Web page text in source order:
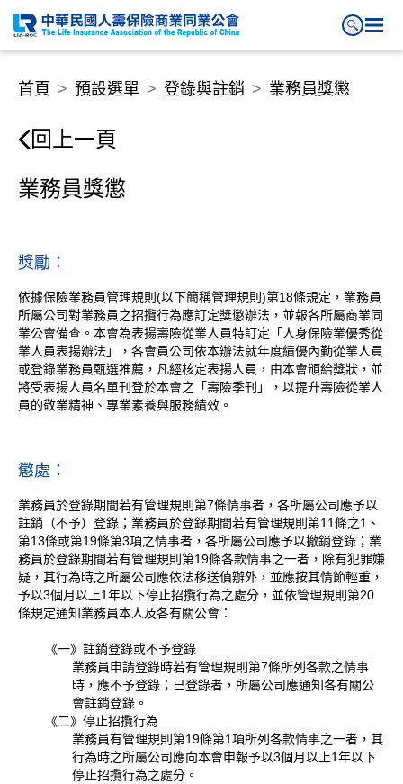
業務員獎懲
首頁 預設選單 登錄與註銷 業務員獎懲
回上一頁
業務員獎懲
獎勵：
依據保險業務員管理規則(以下簡稱管理規則)第18條規定，業務員
所屬公司對業務員之招攬行為應訂定獎懲辦法，並報各所屬商業同
業公會備查。本會為表揚壽險從業人員特訂定「人身保險業優秀從
業人員表揚辦法」，各會員公司依本辦法就年度績優內勤從業人員
或登錄業務員甄選推薦，凡經核定表揚人員，由本會頒給獎狀，並
將受表揚人員名單刊登於本會之「壽險季刊」，以提升壽險從業人
員的敬業精神、專業素養與服務績效。
懲處：
業務員於登錄期間若有管理規則第7條情事者，各所屬公司應予以
註銷（不予）登錄；業務員於登錄期間若有管理規則第11條之1、
第13條或第19條第3項之情事者，各所屬公司應予以撤銷登錄；業
務員於登錄期間若有管理規則第19條各款情事之一者，除有犯罪嫌
疑，其行為時之所屬公司應依法移送偵辦外，並應按其情節輕重，
予以3個月以上1年以下停止招攬行為之處分，並依管理規則第20
條規定通知業務員本人及各有關公會：
《一》註銷登錄或不予登錄
業務員申請登錄時若有管理規則第7條所列各款之情事
時，應不予登錄；已登錄者，所屬公司應通知各有關公
會註銷登錄。
《二》停止招攬行為
業務員有管理規則第19條第1項所列各款情事之一者，其
行為時之所屬公司應向本會申報予以3個月以上1年以下
停止招攬行為之處分。